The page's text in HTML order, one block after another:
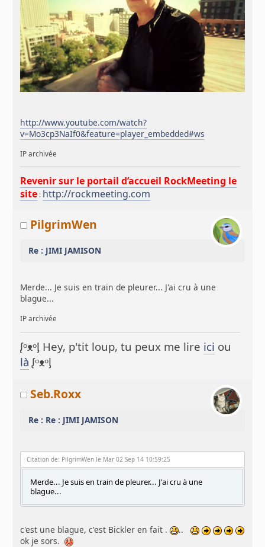
http://www.youtube.com/watch?
v=Mo3cp3NaIf0&feature=player_embedded#ws
IP archivée
Revenir sur le portail d’accueil RockMeeting le
site : http://rockmeeting.com
PilgrimWen
Re : JIMI JAMISON
Merde... Je suis en train de pleurer... J'ai cru à une
blague...
IP archivée
ᶘᵒᴥᵒᶅ Hey, p'tit loup, tu peux me lire ici ou
là ᶘᵒᴥᵒᶅ
Seb.Roxx
Re : Re : JIMI JAMISON
Citation de: PilgrimWen le Mar 02 Sep 14 10:59:25
Merde... Je suis en train de pleurer... J'ai cru à une
blague...
c'est une blague, c'est Bickler en fait .
..
ok je sors.